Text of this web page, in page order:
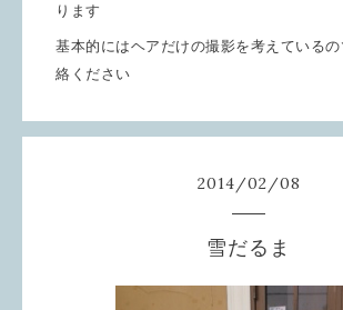
ります
基本的にはヘアだけの撮影を考えている
絡ください
2014 /02 /08
雪だるま